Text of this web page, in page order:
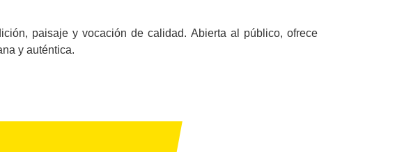
paisaje y vocación de calidad. Abierta al público, ofrece
y auténtica.